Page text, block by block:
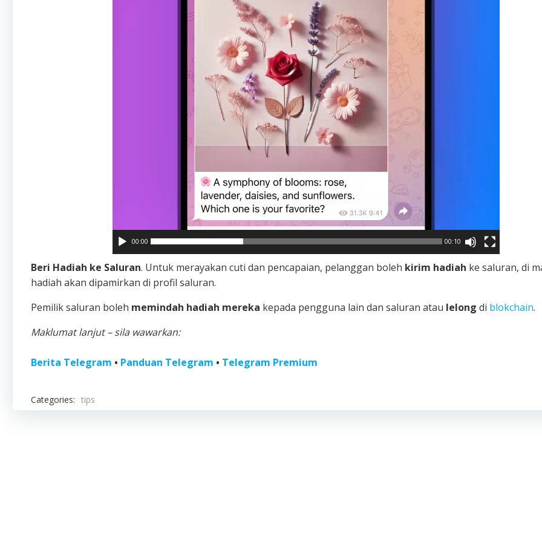
00:00 00:10
Beri Hadiah ke Saluran. Untuk merayakan cuti dan pencapaian, pelanggan boleh kirim hadiah ke saluran, di
hadiah akan dipamirkan di profil saluran.
Pemilik saluran boleh memindah hadiah mereka kepada pengguna lain dan saluran atau lelong di blokchain.
Maklumat lanjut – sila wawarkan:
Berita Telegram • Panduan Telegram • Telegram Premium
Categories: tips